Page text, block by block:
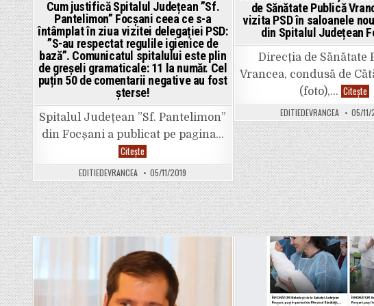
incubatoare,
acolo
unde
securitatea
medicală
ar
trebui
să
fie
maximă.
Cum justifică Spitalul Județean ”Sf.
Pantelimon” Focșani ceea ce s-a
întâmplat în ziua vizitei delegației PSD:
”S-au respectat regulile igienice de
bază”. Comunicatul spitalului este plin
de greșeli gramaticale: 11 la număr. Cel
puțin 50 de comentarii negative au fost
șterse!
Spitalul Județean ”Sf. Pantelimon”
din Focșani a publicat pe pagina…
Citește
justifică
Spitalul
Județean
”Sf.
Pantelimon”
Focșani
ceea
ce
s-
a
întâmplat
în
ziua
vizitei
delegației
PSD:
”S-
EDITIEDEVRANCEA 05/11/2019
de Sănătate Publică
vizita PSD în saloanele
din Spitalul Județean
Direcția de Sănătate
Vrancea, condusă de
(foto),… Citește
la
de
de
în
EDITIEDEVRANCEA 05/11/
Posted
in